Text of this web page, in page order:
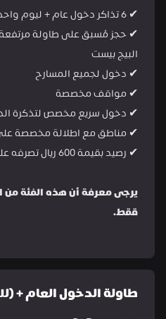
✔ 6 تذاكر دخول عام + ليوم واحد للمهرجان (للبنات فقط)
البيج بيست
✔ دخول لجميع المسارح
✔ مواقف مخصصة
✔ دخول سريع مخصص لتذكرة
✔ مناطق مع اطلالة مخصصة
✔ رصيد بقيمة 600 ريال تصرفه على الطاولة
ققط.
طاولة الدخول العام +